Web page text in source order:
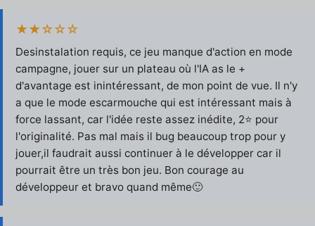
★★☆☆☆
Desinstalation requis, ce jeu manque d'action en mode
campagne, jouer sur un plateau où l'IA as le +
d'avantage est inintéressant, de mon point de vue. Il n'y
a que le mode escarmouche qui est intéressant mais à
force lassant, car l'idée reste assez inédite, 2⭐ pour
l'originalité. Pas mal mais il bug beaucoup trop pour y
jouer,il faudrait aussi continuer à le développer car il
pourrait être un très bon jeu. Bon courage au
développeur et bravo quand même🙂